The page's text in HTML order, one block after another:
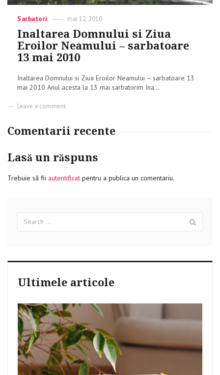
Categories
Sarbatori
Posted
on
mai 12, 2010
Inaltarea Domnului si Ziua
Eroilor Neamului – sarbatoare
13 mai 2010
Inaltarea Domnului si Ziua Eroilor Neamului – sarbatoare 13
mai 2010 Anul acesta la 13 mai sarbatorim Ina...
Leave a comment
si
Neamului
sarbatoare
Comentarii recente
Lasă un răspuns
Trebuie să fii autentificat pentru a publica un comentariu.
for:
Ultimele articole